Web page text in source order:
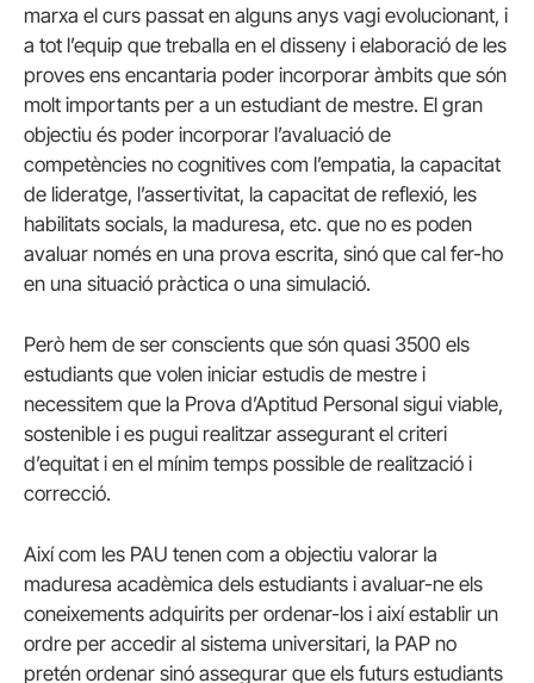
marxa el curs passat en alguns anys vagi evolucionant, i
a tot l’equip que treballa en el disseny i elaboració de les
proves ens encantaria poder incorporar àmbits que són
molt importants per a un estudiant de mestre. El gran
objectiu és poder incorporar l’avaluació de
competències no cognitives com l’empatia, la capacitat
de lideratge, l’assertivitat, la capacitat de reflexió, les
habilitats socials, la maduresa, etc. que no es poden
avaluar només en una prova escrita, sinó que cal fer-ho
en una situació pràctica o una simulació.
Però hem de ser conscients que són quasi 3500 els
estudiants que volen iniciar estudis de mestre i
necessitem que la Prova d’Aptitud Personal sigui viable,
sostenible i es pugui realitzar assegurant el criteri
d’equitat i en el mínim temps possible de realització i
correcció.
Així com les PAU tenen com a objectiu valorar la
maduresa acadèmica dels estudiants i avaluar-ne els
coneixements adquirits per ordenar-los i així establir un
ordre per accedir al sistema universitari, la PAP no
pretén ordenar sinó assegurar que els futurs estudiants